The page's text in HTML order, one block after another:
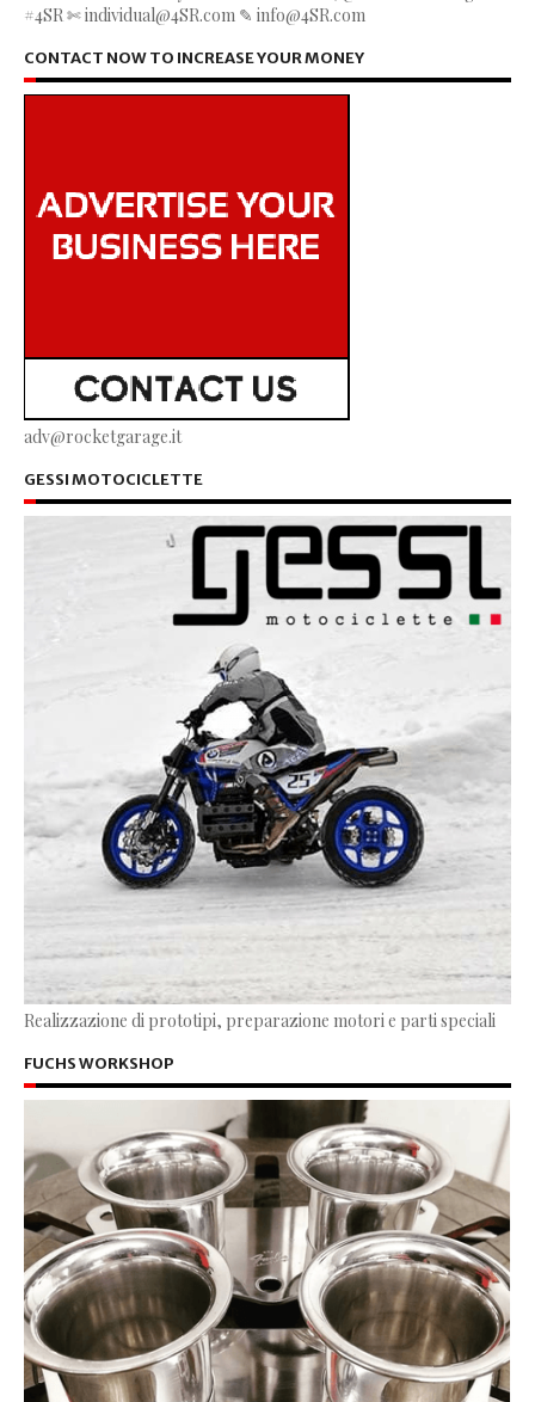
#4SR ✄ individual@4SR.com ✎ info@4SR.com
CONTACT NOW TO INCREASE YOUR MONEY
adv@rocketgarage.it
GESSI MOTOCICLETTE
Realizzazione di prototipi, preparazione motori e parti speciali
FUCHS WORKSHOP